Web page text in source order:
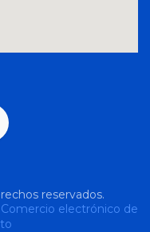
reservados.
Comercio electrónico de